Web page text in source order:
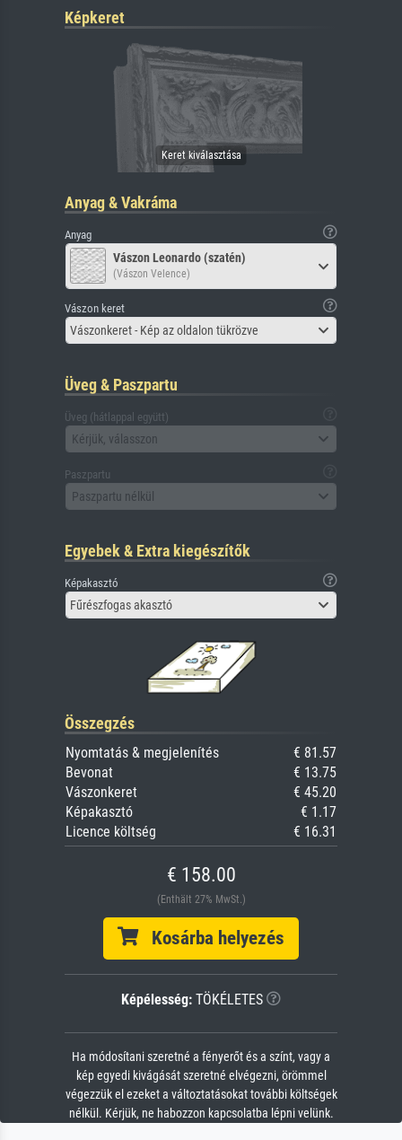
Képkeret
Anyag & Vakráma
Anyag
Vászon Leonardo (szatén)
(Vászon Velence)
Vászon keret
Vászonkeret - Kép az oldalon tükrözve
Üveg & Paszpartu
Üveg (hátlappal együtt)
Kérjük, válasszon
Paszpartu
Paszpartu nélkül
Egyebek & Extra kiegészítők
Képakasztó
Fűrészfogas akasztó
Összegzés
Nyomtatás & megjelenítés
€ 81.57
Bevonat
€ 13.75
Vászonkeret
€ 45.20
Képakasztó
€ 1.17
Licence költség
€ 16.31
€ 158.00
(Enthält 27% MwSt.)
Kosárba helyezés
Képélesség: TÖKÉLETES
Ha módosítani szeretné a fényerőt és a színt, vagy a
kép egyedi kivágását szeretné elvégezni, örömmel
végezzük el ezeket a változtatásokat további költségek
nélkül. Kérjük, ne habozzon kapcsolatba lépni velünk.